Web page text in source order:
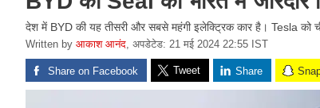
देश में BYD की यह तीसरी और सबसे महंगी इलेक्ट्रिक कार है। Tesla को
Written by आकाश आनंद, अपडेटेड: 21 मई 2024 22:55 IST
Share on Facebook Tweet Share